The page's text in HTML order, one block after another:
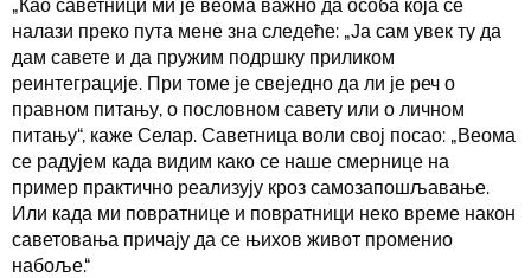
„Као саветници ми је веома важно да особа која се
налази преко пута мене зна следеће: „Ја сам увек ту да
дам савете и да пружим подршку приликом
реинтеграције. При томе је свеједно да ли је реч о
правном питању, о пословном савету или о личном
питању“, каже Селар. Саветница воли свој посао: „Веома
се радујем када видим како се наше смернице на
пример практично реализују кроз самозапошљавање.
Или када ми повратнице и повратници неко време након
саветовања причају да се њихов живот променио
набоље.“